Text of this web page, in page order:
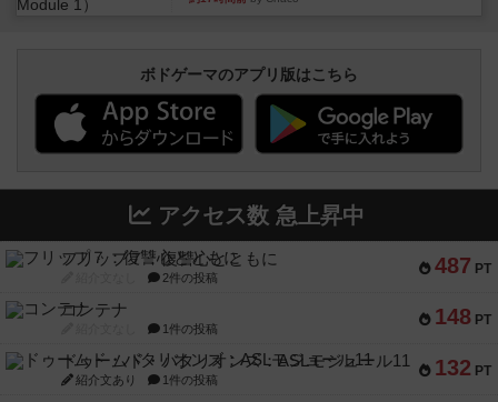
ボドゲーマのアプリ版はこちら
アクセス数 急上昇中
487 PT
フリップ７：復讐心とともに
2件の投稿
148 PT
コンテナ
1件の投稿
132 PT
ドゥームド・バタリオンズ：ASLモジュール11
紹介文あり 1件の投稿